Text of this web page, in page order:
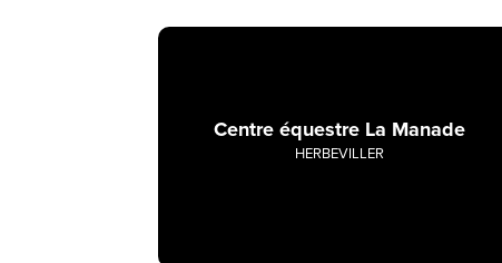
Centre équestre La Manade
HERBEVILLER